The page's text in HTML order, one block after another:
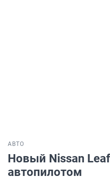
АВТО
Новый Nissan
автопилотом